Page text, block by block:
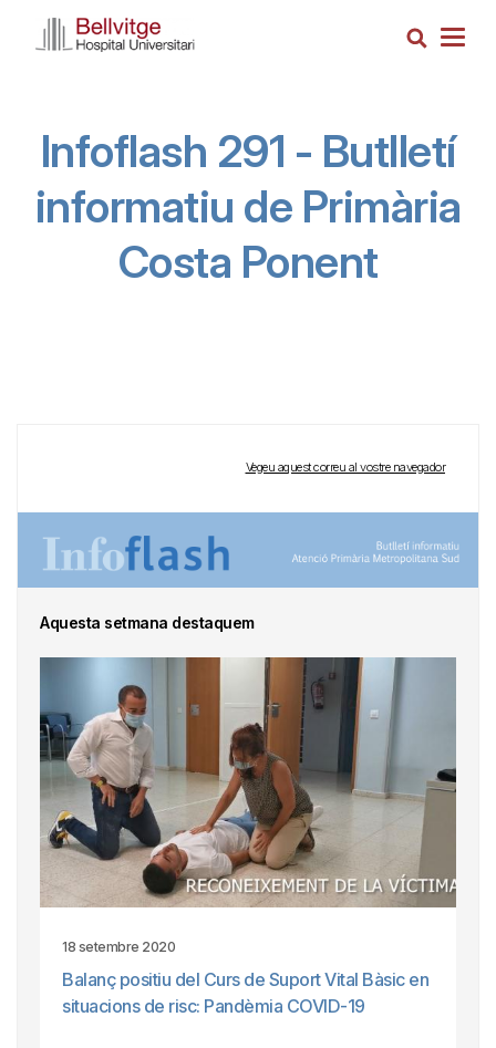
Cerca
Infoflash 291 - Butlletí
informatiu de Primària
Costa Ponent
Vegeu aquest correu al vostre navegador
Aquesta setmana destaquem
18 setembre 2020
Balanç positiu del Curs de Suport Vital Bàsic en
situacions de risc: Pandèmia COVID-19